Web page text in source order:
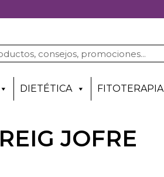
DIETÉTICA FITOTERAPIA
REIG JOFRE